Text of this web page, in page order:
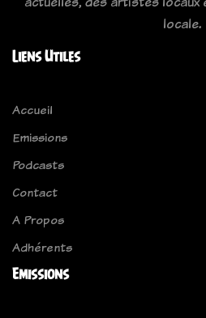
locale.
Liens Utiles
Accueil
Emissions
Podcasts
Contact
A Propos
Adhérents
Emissions